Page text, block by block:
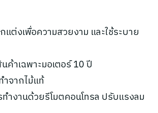
แต่งเพื่อความสวยงาม และใช้ระบาย
ค้าเฉพาะมอเตอร์ 10 ปี
จากไม้แท้
ำงานด้วยรีโมตคอนโทรล ปรับแรงลม